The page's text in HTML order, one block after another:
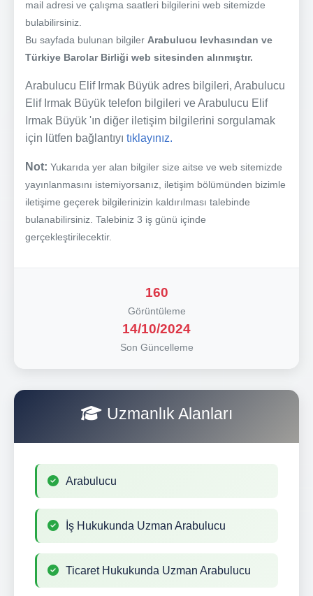
mail adresi ve çalışma saatleri bilgilerini web sitemizde
bulabilirsiniz.
Bu sayfada bulunan bilgiler Arabulucu levhasından ve
Türkiye Barolar Birliği web sitesinden alınmıştır.
Arabulucu Elif Irmak Büyük adres bilgileri, Arabulucu
Elif Irmak Büyük telefon bilgileri ve Arabulucu Elif
Irmak Büyük 'ın diğer iletişim bilgilerini sorgulamak
için lütfen bağlantıyı tıklayınız.
Not: Yukarıda yer alan bilgiler size aitse ve web sitemizde
yayınlanmasını istemiyorsanız, iletişim bölümünden bizimle
iletişime geçerek bilgilerinizin kaldırılması talebinde
bulanabilirsiniz. Talebiniz 3 iş günü içinde
gerçekleştirilecektir.
160
Görüntüleme
14/10/2024
Son Güncelleme
Uzmanlık Alanları
Arabulucu
İş Hukukunda Uzman Arabulucu
Ticaret Hukukunda Uzman Arabulucu